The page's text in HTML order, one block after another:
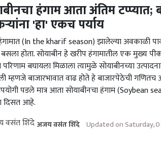
हंगाम आता अंतिम टप्प्यात;
'हा' एकच पर्याय
(In the kharif season) झालेल्या अवकाळी
होता. सोयाबीन हे खरीप हंगामातील एक मुख्य
परिणाम बघायला मिळाला त्यामुळे सोयाबीनच्या
म्हणजे बाजारभावात वाढ होते हे बाजारपेठेची
पडले मात्र आता सोयाबीनचा हंगाम (Soybean
दिसत आहे.
अजय वसंत शिंदे Updated on Saturday,